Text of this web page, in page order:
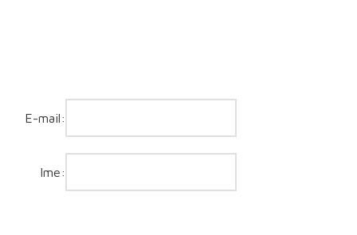
E-mail:
Ime: